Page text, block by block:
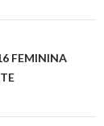
FEMININA